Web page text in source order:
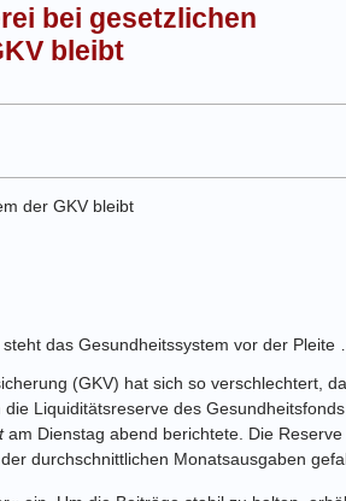
bei gesetzlichen
bleibt
der GKV bleibt
das Gesundheitssystem vor der Pleite …
(GKV) hat sich so verschlechtert,
Liquiditätsreserve des
am Dienstag abend berichtete. Die
durchschnittlichen Monatsausgaben